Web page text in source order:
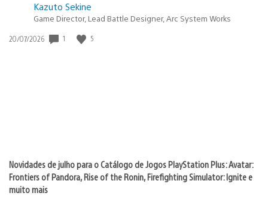
Kazuto Sekine
Game Director, Lead Battle Designer, Arc System Works
Data
20/07/2026 1 5
Novidades de julho para o Catálogo de Jogos PlayStation Plus: Avatar:
Frontiers of Pandora, Rise of the Ronin, Firefighting Simulator: Ignite e
muito mais